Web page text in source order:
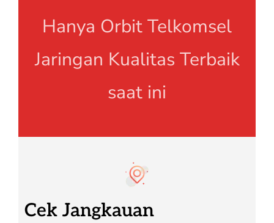
Hanya Orbit Telkomsel
Jaringan Kualitas Terbaik
saat ini
Cek Jangkauan